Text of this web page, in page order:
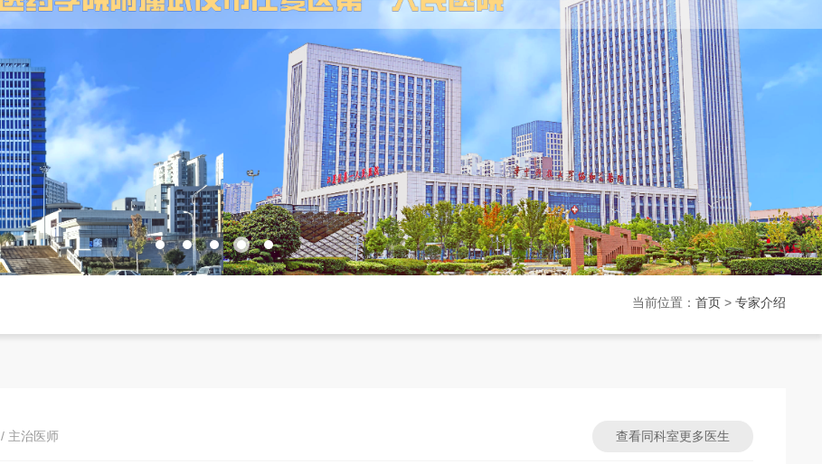
当前位置： 首页> 专家介绍
查看同科室更多医生
/ 主治医师